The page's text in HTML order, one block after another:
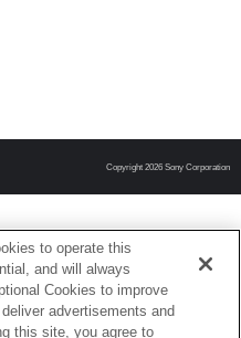
Copyright 2026 Sony Corporation
to operate this
and will always
Cookies to improve
advertisements and
this site, you agree to